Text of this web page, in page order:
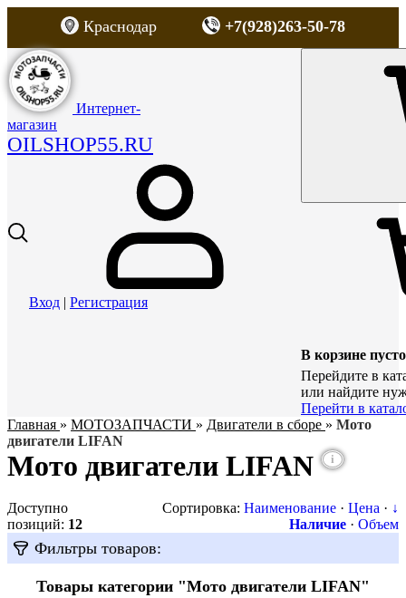
Краснодар +7(928)263-50-78
Интернет-
магазин
OILSHOP55.RU
Вход | Регистрация
В корзине пусто
Перейдите в
или найдите
Перейти в
Главная » МОТОЗАПЧАСТИ » Двигатели в сборе » Мото
двигатели LIFAN
Мото двигатели LIFAN i
Доступно
позиций: 12
Сортировка: Наименование · Цена · ↓
Наличие · Объем
Фильтры товаров:
Товары категории "Мото двигатели LIFAN"